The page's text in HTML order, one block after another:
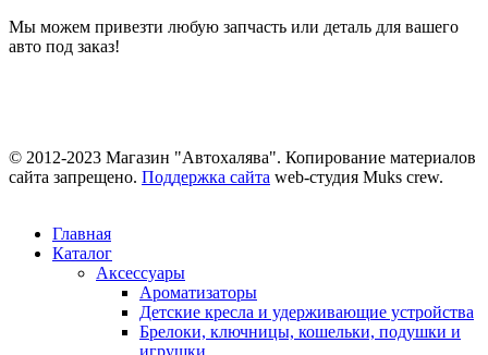
Мы можем привезти любую запчасть или деталь для вашего
авто под заказ!
© 2012-2023 Магазин "Автохалява". Копирование материалов
сайта запрещено. Поддержка сайта web-студия Muks crew.
Главная
Каталог
Аксессуары
Ароматизаторы
Детские кресла и удерживающие устройства
Брелоки, ключницы, кошельки, подушки и
игрушки